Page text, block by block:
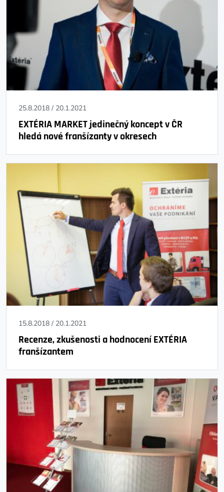
25.8.2018 / 20.1.2021
EXTÉRIA MARKET jedinečný koncept v ČR
hledá nové franšízanty v okresech
15.8.2018 / 20.1.2021
Recenze, zkušenosti a hodnocení EXTÉRIA
franšízantem